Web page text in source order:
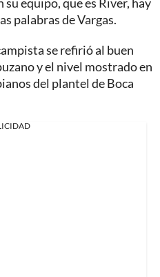
palabras de Vargas.
se refirió al buen
y el nivel mostrado en
del plantel de Boca